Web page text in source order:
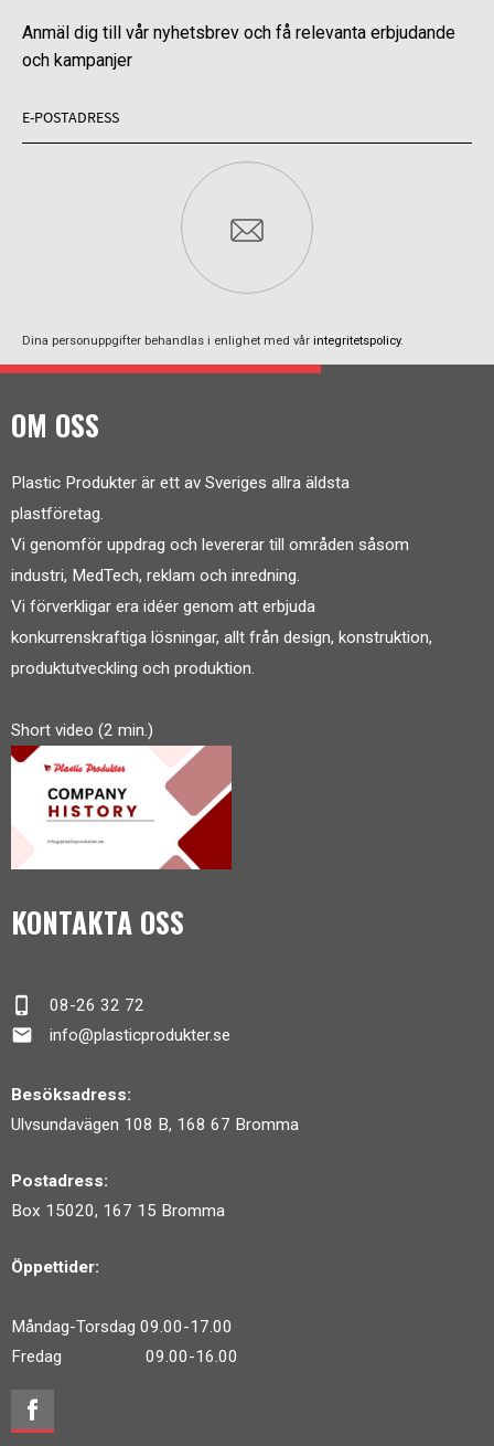
Anmäl dig till vår nyhetsbrev och få relevanta erbjudande
och kampanjer
Dina personuppgifter behandlas i enlighet med vår integritetspolicy.
OM OSS
Plastic Produkter är ett av Sveriges allra äldsta
plastföretag.
Vi genomför uppdrag och levererar till områden såsom
industri, MedTech, reklam och inredning.
Vi förverkligar era idéer genom att erbjuda
konkurrenskraftiga lösningar, allt från design, konstruktion,
produktutveckling och produktion.
Short video (2 min.)
KONTAKTA OSS
phone_iphone 08-26 32 72
mail info@plasticprodukter.se
Besöksadress:
Ulvsundavägen 108 B, 168 67 Bromma
Postadress:
Box 15020, 167 15 Bromma
Öppettider:
Måndag-Torsdag 09.00-17.00
Fredag 09.00-16.00